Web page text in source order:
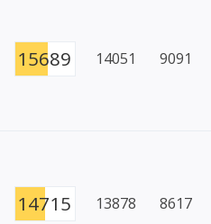
15689 14051 9091
14715 13878 8617